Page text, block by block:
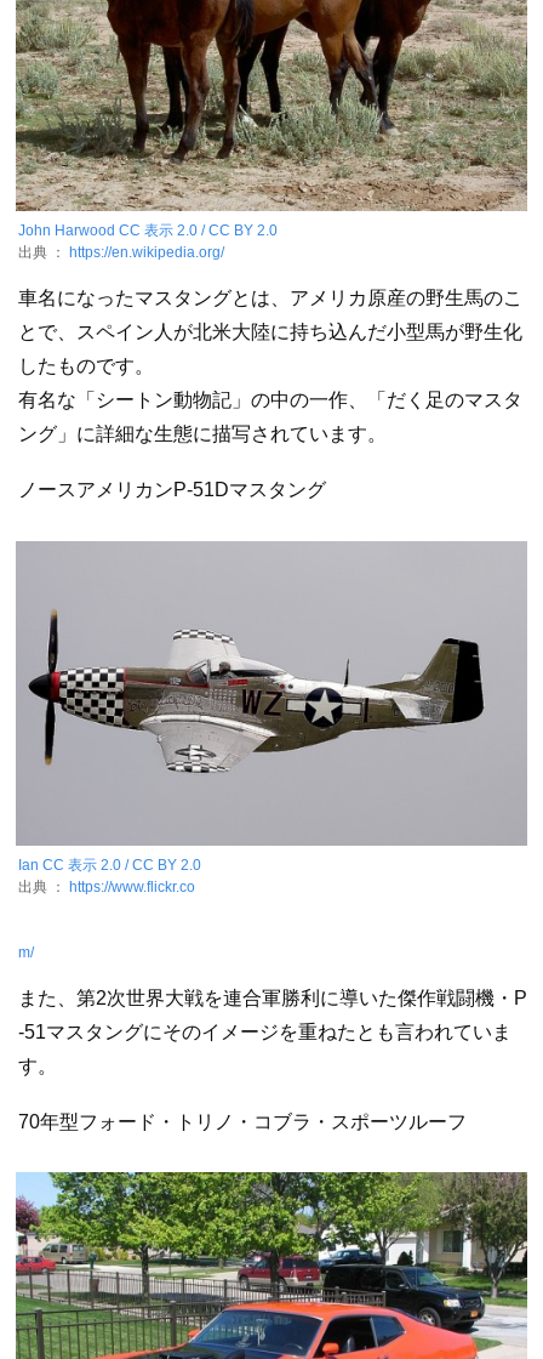
John Harwood CC 表示 2.0 / CC BY 2.0
出典 ：
https://en.wikipedia.org/
車名になったマスタングとは、アメリカ原産の野生馬のこ
とで、スペイン人が北米大陸に持ち込んだ小型馬が野生化
したものです。
有名な「シートン動物記」の中の一作、「だく足のマスタ
ング」に詳細な生態に描写されています。
ノースアメリカンP-51Dマスタング
Ian CC 表示 2.0 / CC BY 2.0
出典 ：
https://www.flickr.co
m/
また、第2次世界大戦を連合軍勝利に導いた傑作戦闘機・P
-51マスタングにそのイメージを重ねたとも言われていま
す。
70年型フォード・トリノ・コブラ・スポーツルーフ